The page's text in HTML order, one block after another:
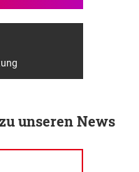
unseren News